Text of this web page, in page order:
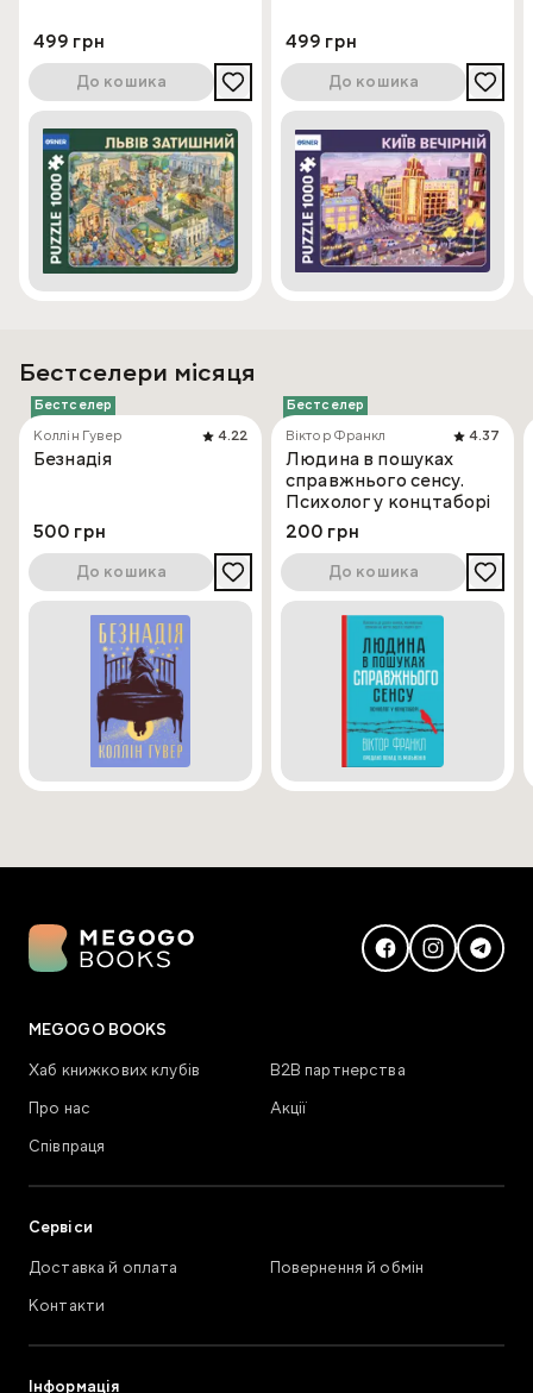
499 грн
До кошика
499 грн
До кошика
Бестселери місяця
Бестселер
Коллін Гувер
4.22
Безнадія
500 грн
До кошика
Бестселер
Віктор Франкл
4.37
Людина в пошуках
справжнього сенсу.
Психолог у концтаборі
200 грн
До кошика
MEGOGO BOOKS
Хаб книжкових клубів
В2В партнерства
Про нас
Акції
Співпраця
Сервіси
Доставка й оплата
Повернення й обмін
Контакти
Інформація